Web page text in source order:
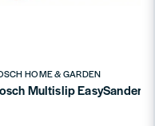
HOME & GARDEN
Multislip EasySander